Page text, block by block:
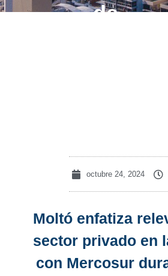
de
octubre 24, 2024
Moltó enfatiza
sector privado en
con Mercosur